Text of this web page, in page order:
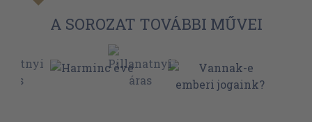
A SOROZAT TOVÁBBI MŰVEI